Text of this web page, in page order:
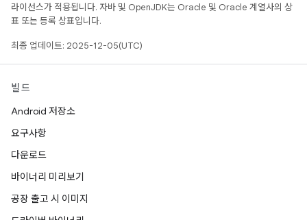
라이선스가 적용됩니다. 자바 및 OpenJDK는 Oracle 및 Oracle 계열사의 상
표 또는 등록 상표입니다.
최종 업데이트: 2025-12-05(UTC)
빌드
Android 저장소
요구사항
다운로드
바이너리 미리보기
공장 출고 시 이미지